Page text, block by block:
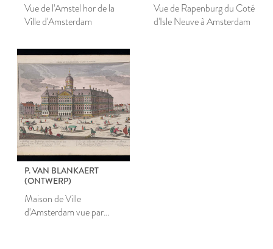
Vue de l'Amstel hor de la
Ville d'Amsterdam
Vue de Rapenburg du Coté
d'Isle Neuve à Amsterdam
P. VAN BLANKAERT
(ONTWERP)
Maison de Ville
d'Amsterdam vue par